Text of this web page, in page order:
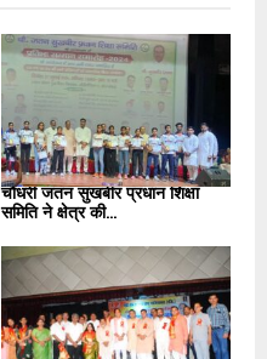
चौधरी जतन सुखबीर प्रधान शिक्षा
समिति ने क्षेत्र की...